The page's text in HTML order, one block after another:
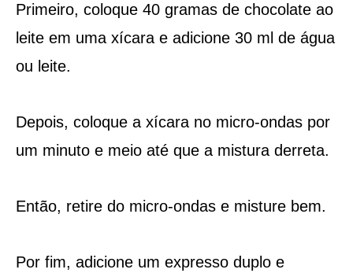
Primeiro, coloque 40 gramas de chocolate ao
leite em uma xícara e adicione 30 ml de água
ou leite.
Depois, coloque a xícara no micro-ondas por
um minuto e meio até que a mistura derreta.
Então, retire do micro-ondas e misture bem.
Por fim, adicione um expresso duplo e